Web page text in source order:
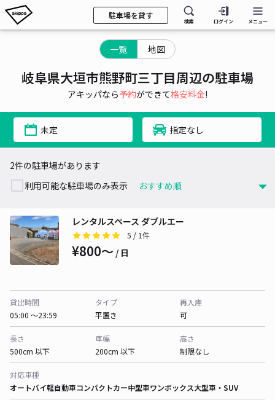
駐車場を貸す
検索 ログイン メニュー
一覧 地図
岐阜県大垣市熊野町三丁目周辺の駐車場
アキッパなら予約ができて格安料金!
未定 指定なし
2件の駐車場があります
利用可能な駐車場のみ表示
レンタルスペース ダブルエー
5 / 1件
¥800〜 / 日
貸出時間
05:00 〜23:59
タイプ
平置き
再入庫
可
長さ
500cm 以下
車幅
200cm 以下
高さ
制限なし
対応車種
オートバイ軽自動車コンパクトカー中型車ワンボックス大型車・SUV